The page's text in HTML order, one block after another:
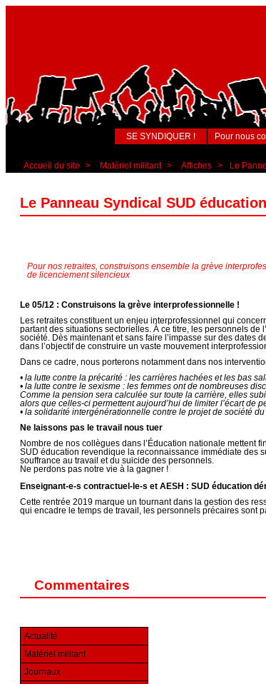
SE SYNDIQUER ! Pour nous
Accueil du site > Matériel militant > Affiches > Le
Le Panneau Syndical SUD
Pour nos retraites, construisons ensemble la grève
de licenciement silencieux
Le 05/12 : Construisons la grève interprofessionnelle !
Les retraites constituent un enjeu interprofessionnel qui
partant des situations sectorielles. À ce titre, les personnels
société. Dès maintenant et sans faire l’impasse sur des
dans l’objectif de construire un vaste mouvement
Dans ce cadre, nous porterons notamment dans nos
• la lutte contre la précarité : les carrières hachées et les bas
• la lutte contre le sexisme : les femmes ont de nombreuses
Comme la pension sera calculée sur toute la carrière, elles
alors que celles-ci permettent aujourd’hui de limiter l’écart de
• la solidarité intergénérationnelle contre le projet de société
Ne laissons pas le travail nous tuer
Nombre de nos collègues dans l’Éducation nationale mettent
SUD éducation revendique la reconnaissance immédiate des
souffrance au travail et du suicide des personnels.
Ne perdons pas notre vie à la gagner !
Enseignant-e-s contractuel-le-s et AESH : SUD éducation
Cette rentrée 2019 marque un tournant dans la gestion des
qui encadre le temps de travail, les personnels précaires sont
Commentaires
Actualité
Matériel militant
Journaux